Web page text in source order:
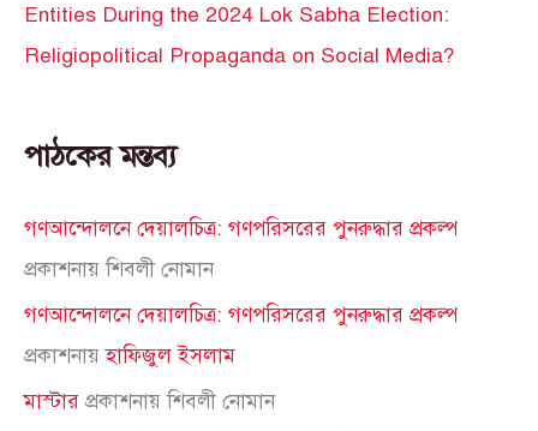
Entities During the 2024 Lok Sabha Election:
Religiopolitical Propaganda on Social Media?
পাঠকের মন্তব্য
গণআন্দোলনে দেয়ালচিত্র: গণপরিসরের পুনরুদ্ধার প্রকল্প
প্রকাশনায়শিবলী নোমান
গণআন্দোলনে দেয়ালচিত্র: গণপরিসরের পুনরুদ্ধার প্রকল্প
প্রকাশনায়হাফিজুল ইসলাম
মাস্টার প্রকাশনায়শিবলী নোমান